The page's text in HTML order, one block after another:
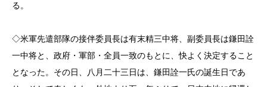
る。
◇米軍先遣部隊の接伴委員長は有末精三中将、副委員長は鎌田詮
一中将と、政府・軍部・全員一致のもとに、快よく決定すること
となった。その日、八月二十三日は、鎌田詮一氏の誕生日であ